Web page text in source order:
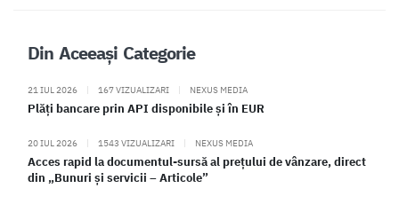
Din Aceeași Categorie
21 IUL 2026 | 167 VIZUALIZARI | NEXUS MEDIA
Plăți bancare prin API disponibile și în EUR
20 IUL 2026 | 1543 VIZUALIZARI | NEXUS MEDIA
Acces rapid la documentul-sursă al prețului de vânzare, direct
din „Bunuri și servicii – Articole”